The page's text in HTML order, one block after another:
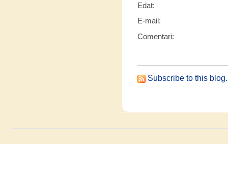
Edat:
E-mail:
Comentari:
Subscribe to this blog.